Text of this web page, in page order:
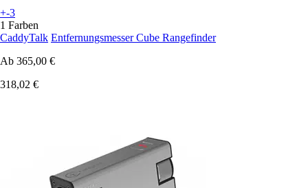
+-3
1 Farben
CaddyTalk Entfernungsmesser Cube Rangefinder
Ab 365,00 €
318,02 €